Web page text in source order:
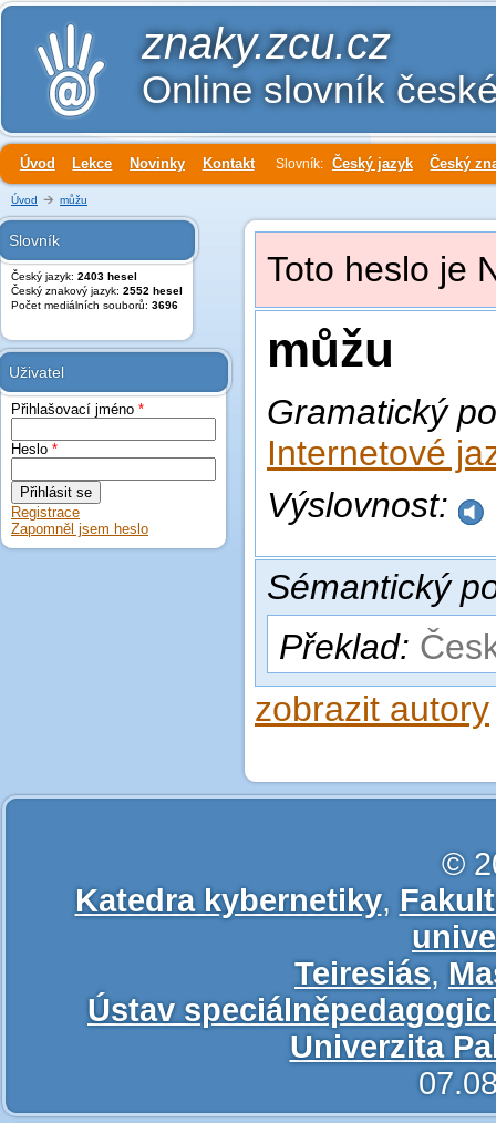
znaky.zcu.cz
Online slovník
Úvod Lekce Novinky Kontakt Slovník: Český jazyk Český
Úvod můžu
Slovník
Český jazyk: 2403 hesel
Český znakový jazyk: 2552 hesel
Počet mediálních souborů: 3696
Uživatel
Přihlašovací jméno *
Heslo *
Registrace
Zapomněl jsem heslo
Toto heslo je
můžu
Gramatický
Internetové
Výslovnost:
Sémantický
Překlad:
zobrazit autory
©
Katedra kybernetiky,
Teiresiás,
Ústav
Univerzita